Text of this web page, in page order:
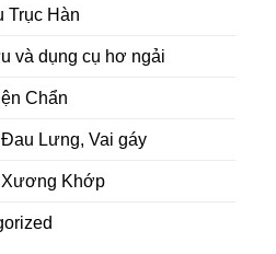
Trục Hàn
và dụng cụ hơ ngải
Chẩn
Lưng, Vai gáy
Xương Khớp